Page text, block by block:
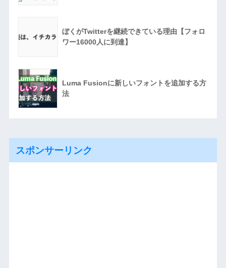
ぼくがTwitterを継続できている理由【フォロ
ワー16000人に到達】
Luma Fusionに新しいフォントを追加する方
法
スポンサーリンク